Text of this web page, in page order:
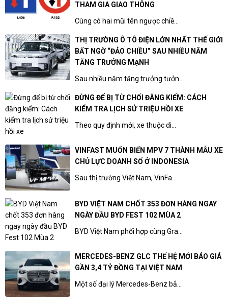
THAM GIA GIAO THÔNG
Cùng có hai mũi tên ngược chiề...
THỊ TRƯỜNG Ô TÔ ĐIỆN LỚN NHẤT THẾ GIỚI
BẤT NGỜ “ĐẢO CHIỀU” SAU NHIỀU NĂM
TĂNG TRƯỞNG MẠNH
Sau nhiều năm tăng trưởng tưởn...
ĐỪNG ĐỂ BỊ TỪ CHỐI ĐĂNG KIỂM: CÁCH
KIỂM TRA LỊCH SỬ TRIỆU HỒI XE
Theo quy định mới, xe thuộc di...
VINFAST MUỐN BIẾN MPV 7 THÀNH MẪU XE
CHỦ LỰC DOANH SỐ Ở INDONESIA
Sau thị trường Việt Nam, VinFa...
BYD VIỆT NAM CHỐT 353 ĐƠN HÀNG NGAY
NGÀY ĐẦU BYD FEST 102 MÙA 2
BYD Việt Nam phối hợp cùng Gra...
MERCEDES-BENZ GLC THẾ HỆ MỚI BÁO GIÁ
GẦN 3,4 TỶ ĐỒNG TẠI VIỆT NAM
Một số đại lý Mercedes-Benz bắ...